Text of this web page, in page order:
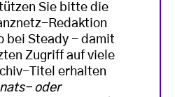
Sie bitte die
Redaktion
bei Steady - damit
Zugriff auf viele
Titel erhalten
oder